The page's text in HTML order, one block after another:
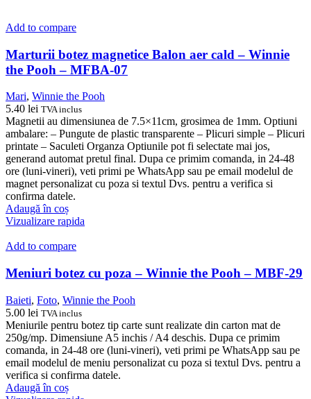
Add to compare
Marturii botez magnetice Balon aer cald – Winnie
the Pooh – MFBA-07
Mari, Winnie the Pooh
5.40 lei TVA inclus
Magnetii au dimensiunea de 7.5×11cm, grosimea de 1mm. Optiuni
ambalare: – Pungute de plastic transparente – Plicuri simple – Plicuri
printate – Saculeti Organza Optiunile pot fi selectate mai jos,
generand automat pretul final. Dupa ce primim comanda, in 24-48
ore (luni-vineri), veti primi pe WhatsApp sau pe email modelul de
magnet personalizat cu poza si textul Dvs. pentru a verifica si
confirma datele.
Adaugă în coș
Vizualizare rapida
Add to compare
Meniuri botez cu poza – Winnie the Pooh – MBF-29
Baieti, Foto, Winnie the Pooh
5.00 lei TVA inclus
Meniurile pentru botez tip carte sunt realizate din carton mat de
250g/mp. Dimensiune A5 inchis / A4 deschis. Dupa ce primim
comanda, in 24-48 ore (luni-vineri), veti primi pe WhatsApp sau pe
email modelul de meniu personalizat cu poza si textul Dvs. pentru a
verifica si confirma datele.
Adaugă în coș